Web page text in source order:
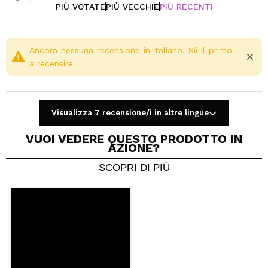
Cruelty free.
Senza alcol.
Senza fragranze artificiali.
Senza parabeni né ftalati.
PIÙ VOTATEPIÙ VECCHIEPIÙ RECENTI
Condividi un video o una foto
Il tuo video potrebbe essere il primo. Immaginalo...
Ancora nessuna recensione in italiano. Sii il primo
a recensire!
Visualizza 7 recensione/i in altre lingue
VUOI VEDERE QUESTO PRODOTTO IN
AZIONE?
SCOPRI DI PIÙ